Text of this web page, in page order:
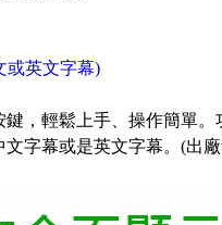
或英文字幕)
，輕鬆上手、操作簡單
字幕或是英文字幕。(出